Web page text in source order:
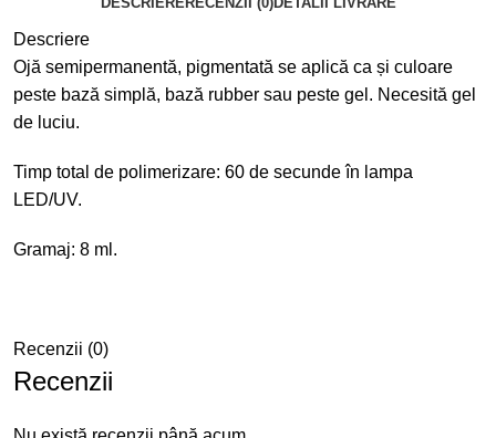
Descriere
Ojă semipermanentă, pigmentată se aplică ca și culoare
peste bază simplă, bază rubber sau peste gel. Necesită gel
de luciu.
Timp total de polimerizare: 60 de secunde în lampa
LED/UV.
Gramaj: 8 ml.
Recenzii (0)
Recenzii